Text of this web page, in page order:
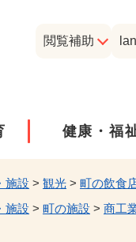
閲覧補助
健康・福
施設 > 観光 > 町の飲食
施設 > 町の施設 > 商工